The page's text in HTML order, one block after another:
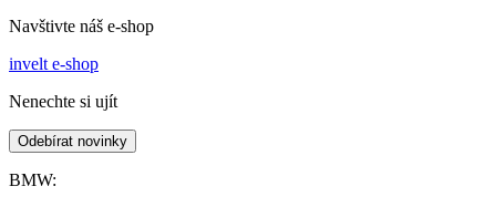
Navštivte náš e-shop
invelt e-shop
Nenechte si ujít
Odebírat novinky
BMW: